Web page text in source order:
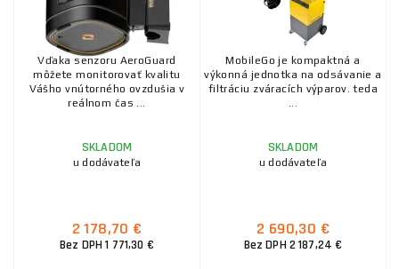
Vďaka senzoru AeroGuard
môžete monitorovať kvalitu
Vášho vnútorného ovzdušia v
reálnom čas ...
SKLADOM
u dodávateľa
2 178,70 €
Bez DPH 1 771,30 €
MobileGo je kompaktná a
výkonná jednotka na odsávanie a
filtráciu zváracích výparov. teda
...
SKLADOM
u dodávateľa
2 690,30 €
Bez DPH 2 187,24 €